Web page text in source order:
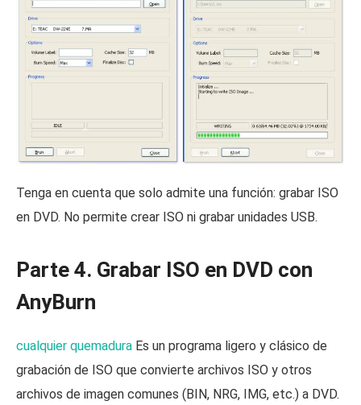
Tenga en cuenta que solo admite una función: grabar ISO
en DVD. No permite crear ISO ni grabar unidades USB.
Parte 4. Grabar ISO en DVD con
AnyBurn
cualquier quemadura Es un programa ligero y clásico de
grabación de ISO que convierte archivos ISO y otros
archivos de imagen comunes (BIN, NRG, IMG, etc.) a DVD.